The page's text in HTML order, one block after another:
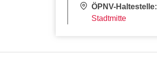
ÖPNV-Haltestelle:
Stadtmitte